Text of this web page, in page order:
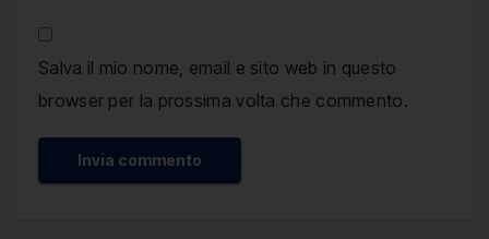
Salva il mio nome, email e sito web in questo
browser per la prossima volta che commento.